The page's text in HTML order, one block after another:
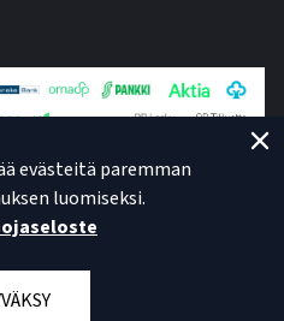
evästeitä paremman
luomiseksi.